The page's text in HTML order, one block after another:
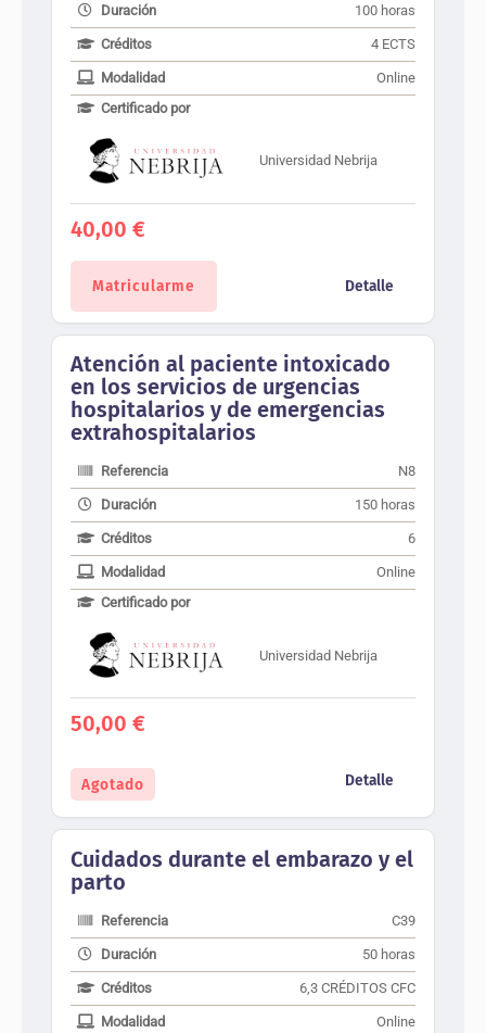
Duración 100 horas
Créditos 4 ECTS
Modalidad
Online
Certificado por
Universidad Nebrija
40,00 €
Matricularme Detalle
Atención al paciente intoxicado
en los servicios de urgencias
hospitalarios y de emergencias
extrahospitalarios
Referencia N8
Duración 150 horas
Créditos 6
Modalidad
Online
Certificado por
Universidad Nebrija
50,00 €
Agotado Detalle
Cuidados durante el embarazo y el
parto
Referencia C39
Duración 50 horas
Créditos 6,3 CRÉDITOS CFC
Modalidad
Online